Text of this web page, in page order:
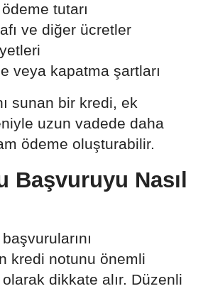
tutarı
ve diğer ücretler
veya kapatma şartları
sunan bir kredi, ek
uzun vadede daha
ödeme oluşturabilir.
Başvuruyu Nasıl
kredi notunu önemli
dikkate alır. Düzenli